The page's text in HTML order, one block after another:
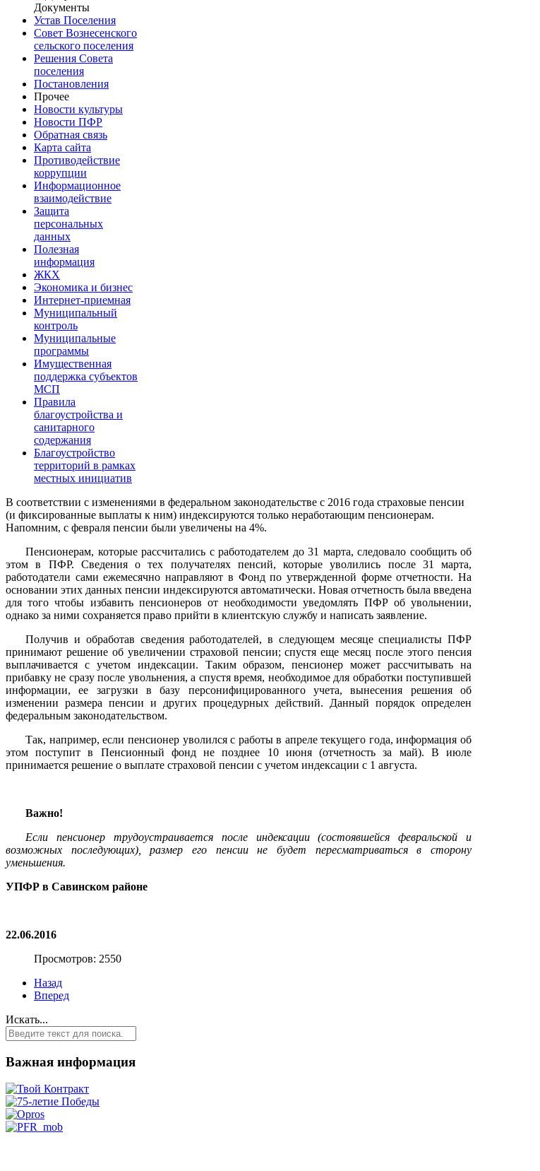
Документы
Устав Поселения
Совет Вознесенского
сельского поселения
Решения Совета
поселения
Постановления
Прочее
Новости культуры
Новости ПФР
Обратная связь
Карта сайта
Противодействие
коррупции
Информационное
взаимодействие
Защита
персональных
данных
Полезная
информация
ЖКХ
Экономика и бизнес
Интернет-приемная
Муниципальный
контроль
Муниципальные
программы
Имущественная
поддержка субъектов
МСП
Правила
благоустройства и
санитарного
содержания
Благоустройство
территорий в рамках
местных инициатив
В соответствии с изменениями в федеральном законодательстве с 2016 года страховые пенсии
(и фиксированные выплаты к ним) индексируются только неработающим пенсионерам.
Напомним, с февраля пенсии были увеличены на 4%.
Пенсионерам, которые рассчитались с работодателем до 31 марта, следовало сообщить об
этом в ПФР. Сведения о тех получателях пенсий, которые уволились после 31 марта,
работодатели сами ежемесячно направляют в Фонд по утвержденной форме отчетности. На
основании этих данных пенсии индексируются автоматически. Новая отчетность была введена
для того чтобы избавить пенсионеров от необходимости уведомлять ПФР об увольнении,
однако за ними сохраняется право прийти в клиентскую службу и написать заявление.
Получив и обработав сведения работодателей, в следующем месяце специалисты ПФР
принимают решение об увеличении страховой пенсии; спустя еще месяц после этого пенсия
выплачивается с учетом индексации. Таким образом, пенсионер может рассчитывать на
прибавку не сразу после увольнения, а спустя время, необходимое для обработки поступившей
информации, ее загрузки в базу персонифицированного учета, вынесения решения об
изменении размера пенсии и других процедурных действий. Данный порядок определен
федеральным законодательством.
Так, например, если пенсионер уволился с работы в апреле текущего года, информация об
этом поступит в Пенсионный фонд не позднее 10 июня (отчетность за май). В июле
принимается решение о выплате страховой пенсии с учетом индексации с 1 августа.
Важно!
Если пенсионер трудоустраивается после индексации (состоявшейся февральской и
возможных последующих), размер его пенсии не будет пересматриваться в сторону
уменьшения.
УПФР в Савинском районе
22.06.2016
Просмотров: 2550
Назад
Вперед
Искать...
Важная информация